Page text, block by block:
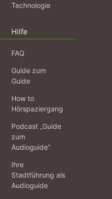
Technologie
Hilfe
FAQ
Guide zum
Guide
How to
Hörspaziergang
Podcast „Guide
zum
Audioguide“
Ihre
Stadtführung als
Audioguide